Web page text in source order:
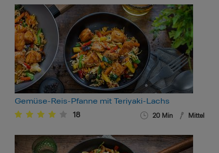
Gemüse-Reis-Pfanne mit Teriyaki-Lachs
18 20 Min Mittel